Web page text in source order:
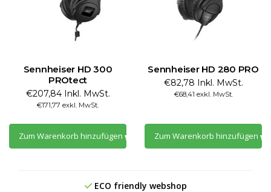
Sennheiser HD 300
PROtect
€207,84 Inkl. MwSt.
€171,77 exkl. MwSt.
Zum Warenkorb hinzufügen
Sennheiser HD 280 PRO
€82,78 Inkl. MwSt.
€68,41 exkl. MwSt.
Zum Warenkorb hinzufügen
ECO friendly webshop